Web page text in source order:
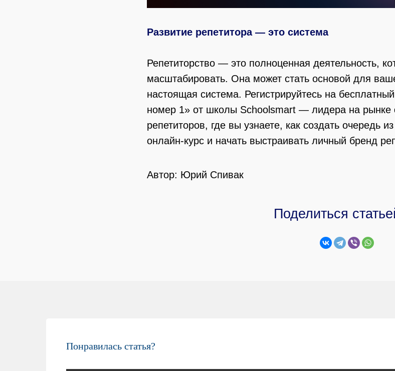
Развитие репетитора — это система
Репетиторство — это полноценная деятельность,
масштабировать. Она может стать основой для
настоящая система. Регистрируйтесь на
номер 1» от школы Schoolsmart — лидера на рынке
репетиторов, где вы узнаете, как создать очередь
онлайн-курс и начать выстраивать личный бренд
Автор: Юрий Спивак
Поделиться
Понравилась статья?